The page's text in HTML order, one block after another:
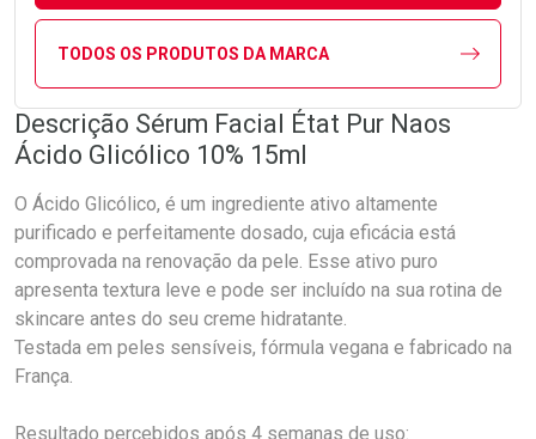
TODOS OS PRODUTOS DA MARCA
Descrição Sérum Facial État Pur Naos
Ácido Glicólico 10% 15ml
O Ácido Glicólico, é um ingrediente ativo altamente
purificado e perfeitamente dosado, cuja eficácia está
comprovada na renovação da pele. Esse ativo puro
apresenta textura leve e pode ser incluído na sua rotina de
skincare antes do seu creme hidratante.
Testada em peles sensíveis, fórmula vegana e fabricado na
França.
Resultado percebidos após 4 semanas de uso: